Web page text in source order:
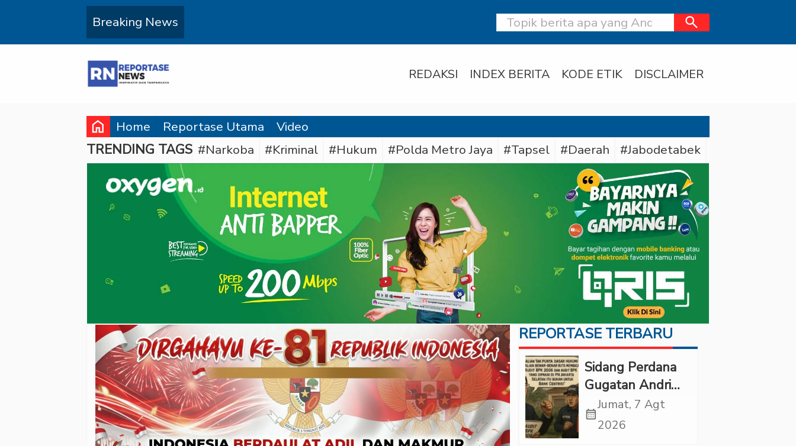
Breaking News search
REDAKSI INDEX BERITA KODE ETIK DISCLAIMER
home Home Reportase Utama Video
TRENDING TAGS #Narkoba #Kriminal #Hukum #Polda Metro Jaya #Tapsel #Daerah #Jabodetabek
REPORTASE TERBARU
Sidang Perdana
Gugatan Andri
Tedjadharma di
PN Cibinong,
calendar_month
Jumat, 7 Agt
2026